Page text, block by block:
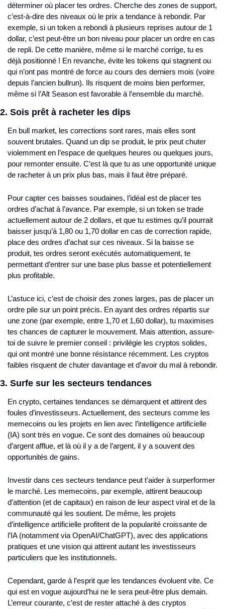
déterminer où placer tes ordres. Cherche des zones de support,
c’est-à-dire des niveaux où le prix a tendance à rebondir. Par
exemple, si un token a rebondi à plusieurs reprises autour de 1
dollar, c’est peut-être un bon niveau pour placer un ordre en cas
de repli. De cette manière, même si le marché corrige, tu es
déjà positionné ! En revanche, évite les tokens qui stagnent ou
qui n’ont pas montré de force au cours des derniers mois (voire
depuis l’ancien bullrun). Ils risquent de moins bien performer,
même si l’Alt Season est favorable à l’ensemble du marché.
2. Sois prêt à racheter les dips
En bull market, les corrections sont rares, mais elles sont
souvent brutales. Quand un dip se produit, le prix peut chuter
violemment en l’espace de quelques heures ou quelques jours,
pour remonter ensuite. C’est là que tu as une opportunité unique
de racheter à un prix plus bas, mais il faut être préparé.
Pour capter ces baisses soudaines, l’idéal est de placer tes
ordres d’achat à l’avance. Par exemple, si un token se trade
actuellement autour de 2 dollars, et que tu estimes qu’il pourrait
baisser jusqu’à 1,80 ou 1,70 dollar en cas de correction rapide,
place des ordres d’achat sur ces niveaux. Si la baisse se
produit, tes ordres seront exécutés automatiquement, te
permettant d’entrer sur une base plus basse et potentiellement
plus profitable.
L’astuce ici, c’est de choisir des zones larges, pas de placer un
ordre pile sur un point précis. En ayant des ordres répartis sur
une zone (par exemple, entre 1,70 et 1,60 dollar), tu maximises
tes chances de capturer le mouvement. Mais attention, assure-
toi de suivre le premier conseil : privilégie les cryptos solides,
qui ont montré une bonne résistance récemment. Les cryptos
faibles risquent de chuter davantage et d’avoir du mal à rebondir.
3. Surfe sur les secteurs tendances
En crypto, certaines tendances se démarquent et attirent des
foules d’investisseurs. Actuellement, des secteurs comme les
memecoins ou les projets en lien avec l’intelligence artificielle
(IA) sont très en vogue. Ce sont des domaines où beaucoup
d’argent afflue, et là où il y a de l’argent, il y a souvent des
opportunités de gains.
Investir dans ces secteurs tendance peut t’aider à surperformer
le marché. Les memecoins, par exemple, attirent beaucoup
d’attention (et de capitaux) en raison de leur aspect viral et de la
communauté qui les soutient. De même, les projets
d’intelligence artificielle profitent de la popularité croissante de
l’IA (notamment via OpenAI/ChatGPT), avec des applications
pratiques et une vision qui attirent autant les investisseurs
particuliers que les institutionnels.
Cependant, garde à l’esprit que les tendances évoluent vite. Ce
qui est en vogue aujourd’hui ne le sera peut-être plus demain.
L’erreur courante, c’est de rester attaché à des cryptos